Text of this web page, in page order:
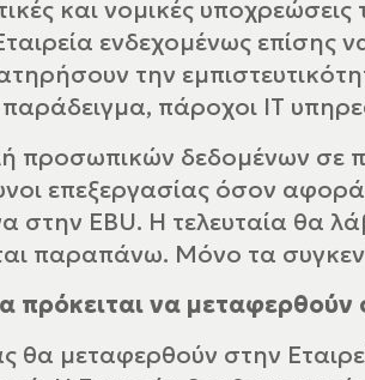
και νομικές
ενδεχομένως
την
πάροχοι IT
προσωπικών δεδομένων σε
επεξεργασίας όσον
EBU. Η τελευταία θα
παραπάνω. Μόνο τα
να μεταφερθούν
θα μεταφερθούν στην